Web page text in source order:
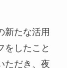
新たな活用
をしたこと
ただき、夜